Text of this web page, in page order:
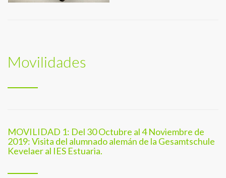
Movilidades
MOVILIDAD 1: Del 30 Octubre al 4 Noviembre de
2019: Visita del alumnado alemán de la Gesamtschule
Kevelaer al IES Estuaria.